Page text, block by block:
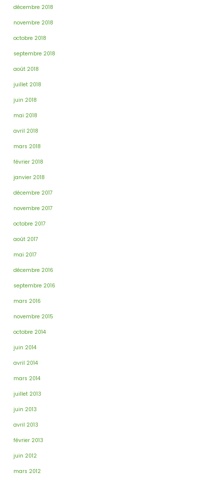
décembre 2018
novembre 2018
octobre 2018
septembre 2018
août 2018
juillet 2018
juin 2018
mai 2018
avril 2018
mars 2018
février 2018
janvier 2018
décembre 2017
novembre 2017
octobre 2017
août 2017
mai 2017
décembre 2016
septembre 2016
mars 2016
novembre 2015
octobre 2014
juin 2014
avril 2014
mars 2014
juillet 2013
juin 2013
avril 2013
février 2013
juin 2012
mars 2012